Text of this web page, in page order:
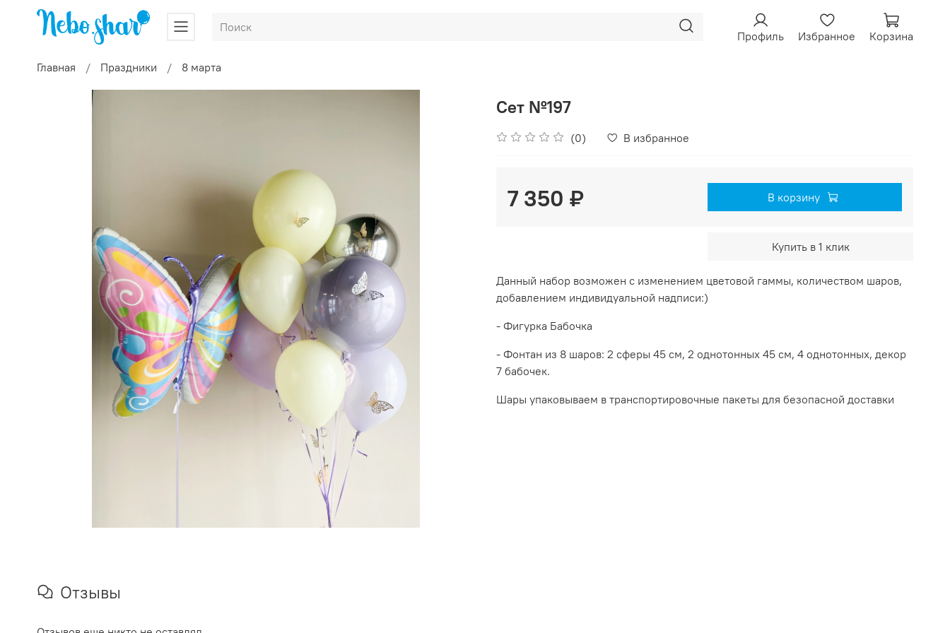
Профиль Избранное Корзина
Главная Праздники 8 марта
Сет №197
(0) В избранное
7 350 ₽ В корзину
Купить в 1 клик
Данный набор возможен с изменением цветовой гаммы, количеством шаров,
добавлением индивидуальной надписи:)
- Фигурка Бабочка
- Фонтан из 8 шаров: 2 сферы 45 см, 2 однотонных 45 см, 4 однотонных, декор
7 бабочек.
Шары упаковываем в транспортировочные пакеты для безопасной доставки
Отзывы